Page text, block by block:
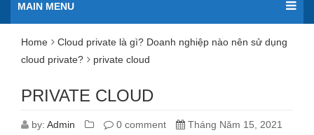
MAIN MENU
Home
Cloud private là gì? Doanh nghiệp nào nên sử dụng
cloud private?
private cloud
PRIVATE CLOUD
by: Admin 0 comment Tháng Năm 15, 2021